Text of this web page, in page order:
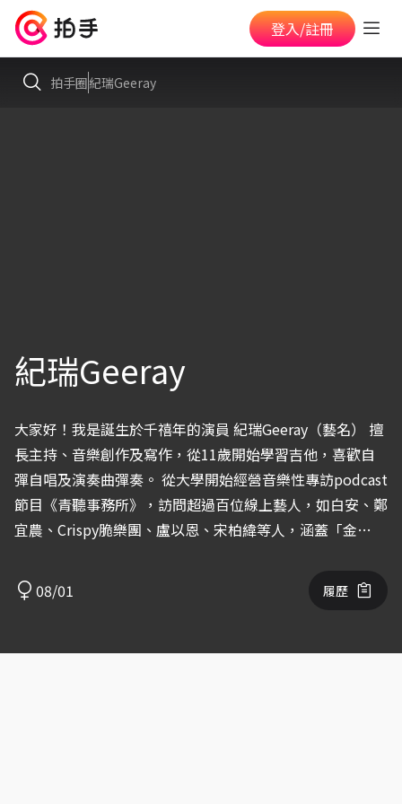
登入/註冊
拍手圈紀瑞Geeray
紀瑞Geeray
大家好！我是誕生於千禧年的演員 紀瑞Geeray（藝名） 擅
長主持、音樂創作及寫作，從11歲開始學習吉他，喜歡自
彈自唱及演奏曲彈奏。 從大學開始經營音樂性專訪podcast
節目《青聽事務所》，訪問超過百位線上藝人，如白安、鄭
宜農、Crispy脆樂團、盧以恩、宋柏緯等人，涵蓋「金
〈Accuser〉，並擔任MV女主角，開啟戲劇表演之路，不斷
在表演課、試鏡中學習，希望有機會接觸各種類型的合作，
08/01 履歷